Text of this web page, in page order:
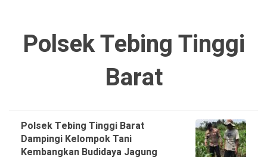
Polsek Tebing Tinggi
Barat
Polsek Tebing Tinggi Barat
Dampingi Kelompok Tani
Kembangkan Budidaya Jagung